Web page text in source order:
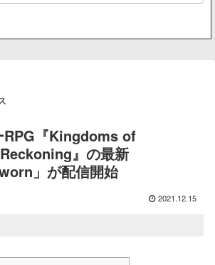
RPG『Kingdoms of
』の最新
」が配信開始
2021.12.15